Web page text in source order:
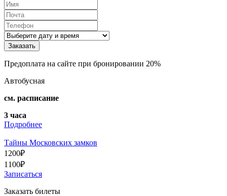
Предоплата на сайте при бронировании 20%
Автобусная
см. расписание
3 часа
Подробнее
Тайны Московских замков
1200₽
1100₽
Записаться
Заказать билеты